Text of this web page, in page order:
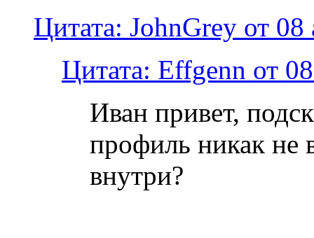
Цитата: JohnGrey от
Цитата: Effgenn от
Иван привет,
профиль никак не
внутри?